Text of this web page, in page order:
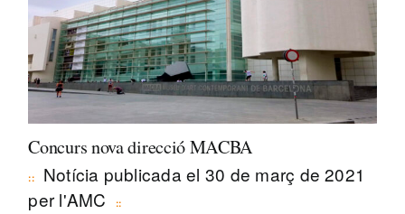
Concurs nova direcció MACBA
Notícia publicada el 30 de març de 2021
per l'AMC